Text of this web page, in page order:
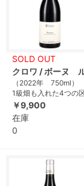
SOLD OUT
クロワ / ボーヌ
（2022年 750ml）
1級畑も入れた4つの
￥9,900
在庫
0